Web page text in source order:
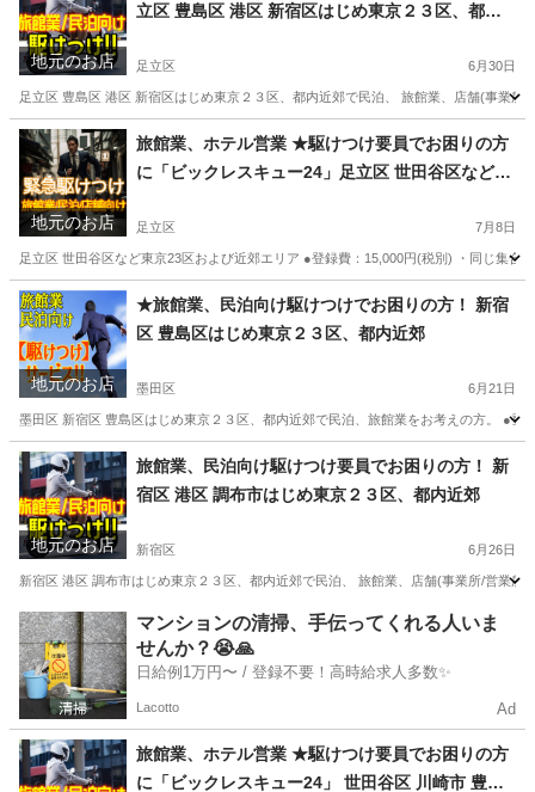
地元のお店
立区 豊島区 港区 新宿区はじめ東京２３区、都内
足立区 6月30日
足立区 豊島区 港区 新宿区はじめ東京２３区、都内近郊で民泊、 旅館業、店舗(事業
東京 足立区 ハウスクリーニング
地元のお店
旅館業、ホテル営業 ★駆けつけ要員でお困りの方
に「ビックレスキュー24」足立区 世田谷区など東
足立区 7月8日
足立区 世田谷区など東京23区および近郊エリア ●登録費：15,000円(税別) ・同じ集
東京 足立区 生活トラブル ホスト
地元のお店
★旅館業、民泊向け駆けつけでお困りの方！ 新宿
区 豊島区はじめ東京２３区、都内近郊
墨田区 6月21日
墨田区 新宿区 豊島区はじめ東京２３区、都内近郊で民泊、旅館業をお考えの方。 ●
東京 墨田区 その他 建物
地元のお店
旅館業、民泊向け駆けつけ要員でお困りの方！ 新
宿区 港区 調布市はじめ東京２３区、都内近郊
新宿区 6月26日
新宿区 港区 調布市はじめ東京２３区、都内近郊で民泊、 旅館業、店舗(事業所/営業
東京 新宿区 その他
マンションの清掃、手伝ってくれる人いま
せんか？😭🙏
日給例1万円〜 / 登録不要！高時給求人多数✨
Lacotto Ad
旅館業、ホテル営業 ★駆けつけ要員でお困りの方
に「ビックレスキュー24」 世田谷区 川崎市 豊島